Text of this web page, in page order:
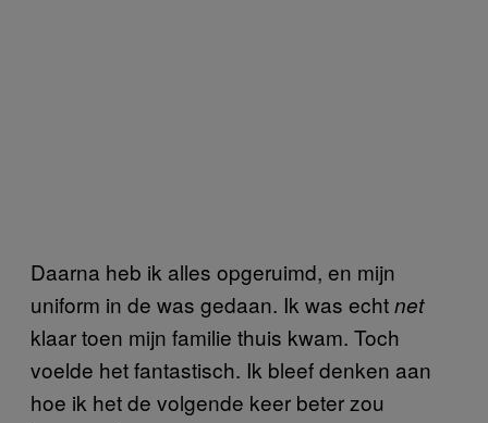
Daarna heb ik alles opgeruimd, en mijn
uniform in de was gedaan. Ik was echtnet
klaar toen mijn familie thuis kwam. Toch
voelde het fantastisch. Ik bleef denken aan
hoe ik het de volgende keer beter zou